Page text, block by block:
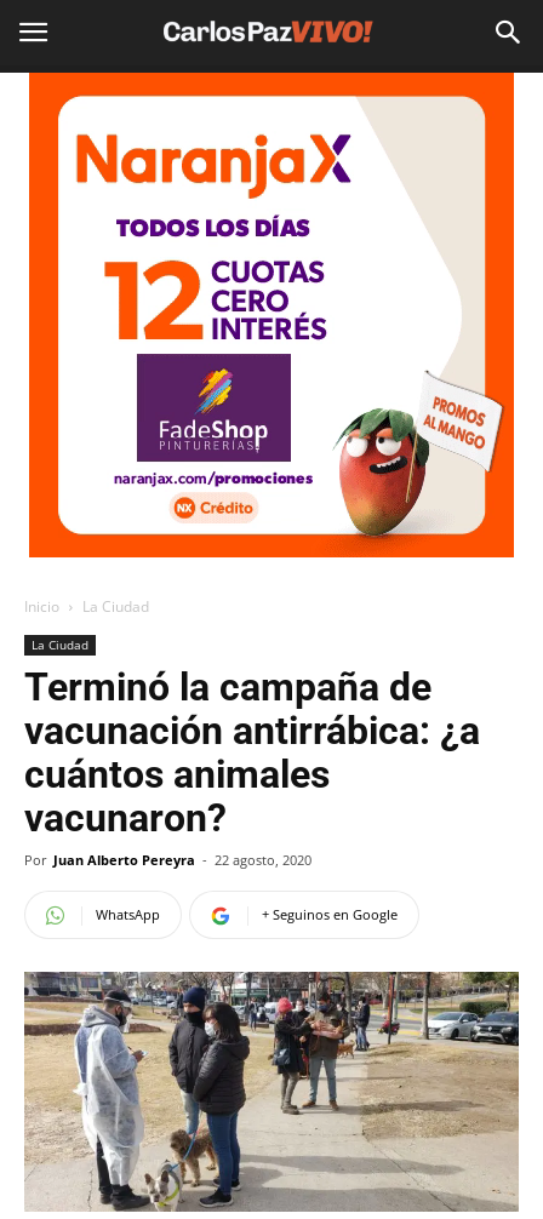
Inicio La Ciudad
La Ciudad
Terminó la campaña de
vacunación antirrábica: ¿a
cuántos animales
vacunaron?
Por Juan Alberto Pereyra - 22 agosto, 2020
WhatsApp + Seguinos en Google